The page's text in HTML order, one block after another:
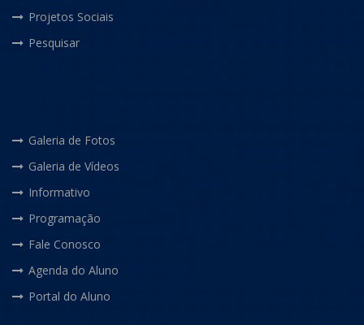
Projetos Sociais
Pesquisar
Galeria de Fotos
Galeria de Vídeos
Informativo
Programação
Fale Conosco
Agenda do Aluno
Portal do Aluno